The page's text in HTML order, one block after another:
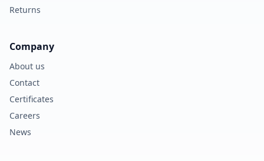
Returns
Company
About us
Contact
Certificates
Careers
News